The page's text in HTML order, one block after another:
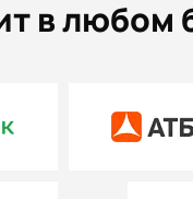
в любом